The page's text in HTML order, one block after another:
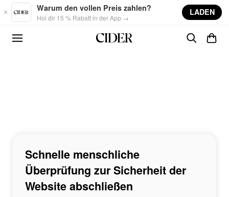
Skip to main content
Warum den vollen Preis zahlen?
Hol dir 15 % Rabatt in der App →
LADEN
Schnelle menschliche
Überprüfung zur Sicherheit der
Website abschließen